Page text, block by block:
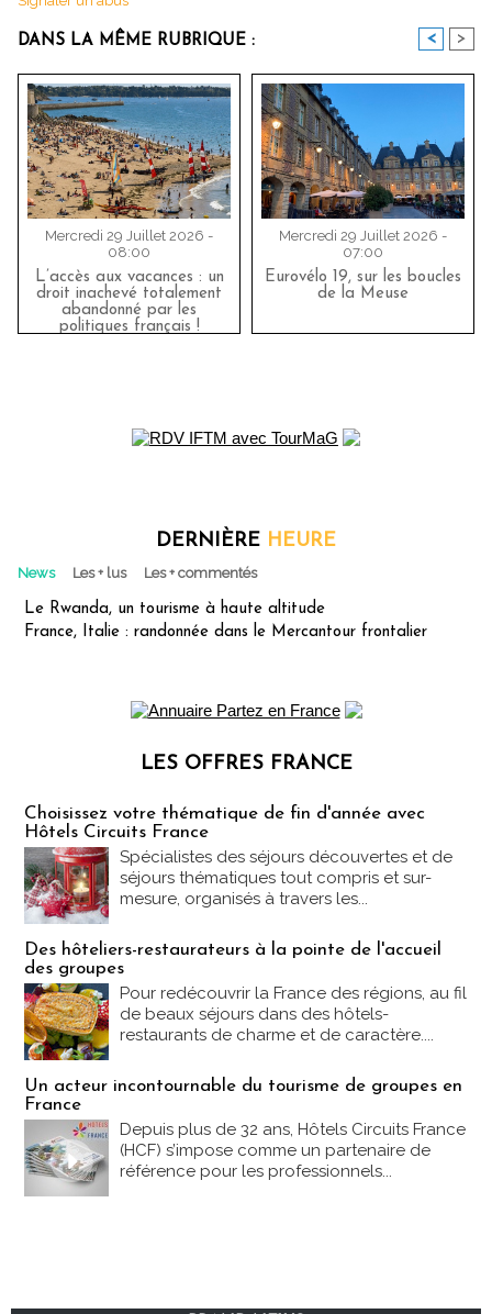
DANS LA MÊME RUBRIQUE : < >
Mercredi 29 Juillet 2026 -
08:00
L’accès aux vacances : un
droit inachevé totalement
abandonné par les
politiques français !
Mercredi 29 Juillet 2026 -
07:00
Eurovélo 19, sur les boucles
de la Meuse
DERNIÈRE HEURE
News Les + lus Les + commentés
Le Rwanda, un tourisme à haute altitude
France, Italie : randonnée dans le Mercantour frontalier
LES OFFRES FRANCE
Choisissez votre thématique de fin d'année avec
Hôtels Circuits France
Spécialistes des séjours découvertes et de
séjours thématiques tout compris et sur-
mesure, organisés à travers les...
Des hôteliers-restaurateurs à la pointe de l'accueil
des groupes
Pour redécouvrir la France des régions, au fil
de beaux séjours dans des hôtels-
restaurants de charme et de caractère....
Un acteur incontournable du tourisme de groupes en
France
Depuis plus de 32 ans, Hôtels Circuits France
(HCF) s’impose comme un partenaire de
référence pour les professionnels...